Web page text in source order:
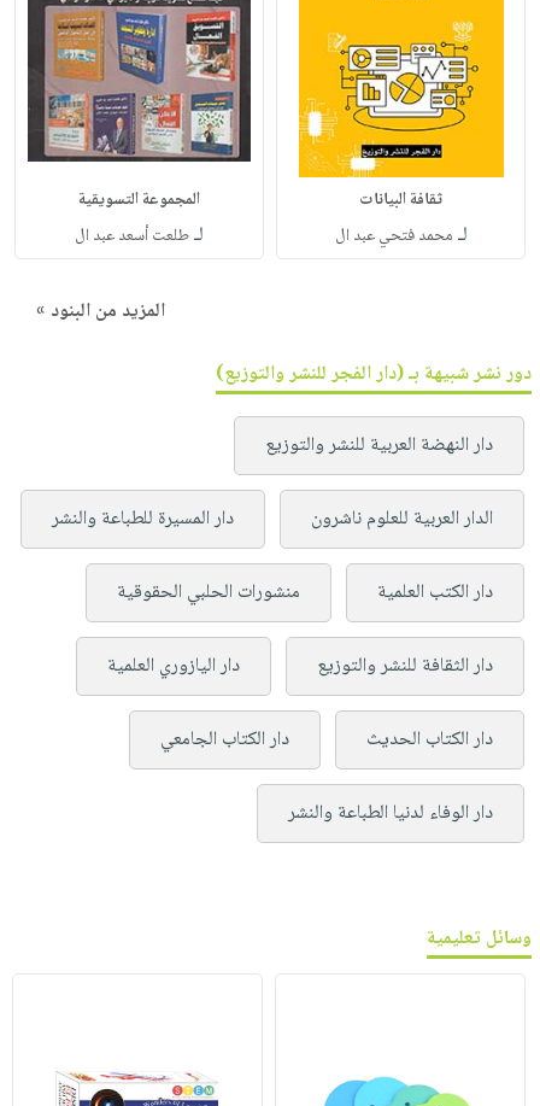
ثقافة البيانات
لـ محمد فتحي عبد ال
المجموعة التسويقية
لـطلعت أسعد عبد ال
المزيد من البنود »
دور نشر شبيهة بـ (دار الفجر للنشر والتوزيع)
دار النهضة العربية للنشر والتوزيع
الدار العربية للعلوم ناشرون دار المسيرة للطباعة والنشر
دار الكتب العلمية منشورات الحلبي الحقوقية
دار الثقافة للنشر والتوزيع دار اليازوري العلمية
دار الكتاب الحديث دار الكتاب الجامعي
دار الوفاء لدنيا الطباعة والنشر
وسائل تعليمية